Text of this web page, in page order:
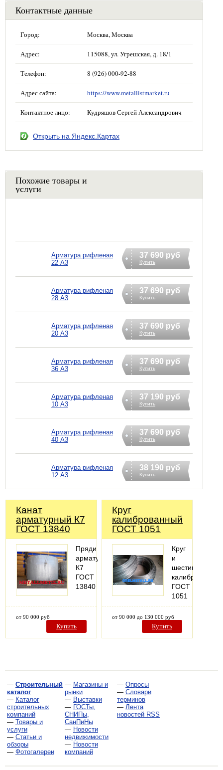
Контактные данные
Город: Москва, Москва
Адрес: 115088, ул. Угрешская, д. 18/1
Телефон: 8 (926) 000-92-88
Адрес сайта: https://www.metallistmarket.ru
Контактное лицо: Кудряшов Сергей Александрович
Открыть на Яндекс.Картах
Похожие товары и
услуги
Арматура рифленая
22 А3
37 690 руб
Купить
Арматура рифленая
28 А3
37 690 руб
Купить
Арматура рифленая
20 А3
37 690 руб
Купить
Арматура рифленая
36 А3
37 690 руб
Купить
Арматура рифленая
10 А3
37 190 руб
Купить
Арматура рифленая
40 А3
37 690 руб
Купить
Арматура рифленая
12 А3
38 190 руб
Купить
Канат
арматурный К7
ГОСТ 13840
Пряди
арматурные
К7
ГОСТ
13840
от 90 000 руб
Купить
Круг
калиброванный
ГОСТ 1051
Круг
и
шестигранник
калиброванный
ГОСТ
1051
от 90 000 до 130 000 руб
Купить
— Строительный
каталог
— Каталог
строительных
компаний
— Товары и
услуги
— Статьи и
обзоры
— Фотогалереи
— Магазины и
рынки
— Выставки
— ГОСТы,
СНИПы,
СанПиНы
— Новости
недвижимости
— Новости
компаний
— Опросы
— Словари
терминов
— Лента
новостей RSS